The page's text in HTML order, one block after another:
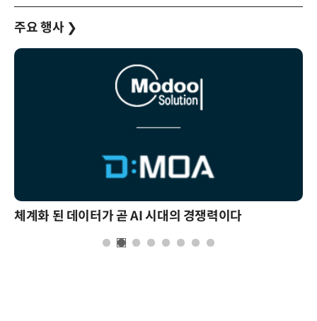
주요 행사 ❯
체계화 된 데이터가 곧 AI 시대의 경쟁력이다